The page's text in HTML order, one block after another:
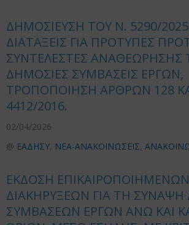
ΔΗΜΟΣΙΕΥΣΗ ΤΟΥ Ν. 5290/2025
ΔΙΑΤΑΞΕΙΣ ΓΙΑ ΠΡΟΤΥΠΕΣ
ΣΥΝΤΕΛΕΣΤΕΣ ΑΝΑΘΕΩΡΗΣΗΣ
ΔΗΜΟΣΙΕΣ ΣΥΜΒΑΣΕΙΣ ΕΡΓΩΝ,
ΤΡΟΠΟΠΟΙΗΣΗ ΑΡΘΡΩΝ 128
4412/2016.
02/04/2026
@ ΕΑΔΗΣΥ, ΝΕΑ-ΑΝΑΚΟΙΝΩΣΕΙΣ,
ΕΚΔΟΣΗ
ΔΙΑΚΗΡΥΞΕΩΝ ΓΙΑ ΤΗ
ΣΥΜΒΑΣΕΩΝ ΕΡΓΩΝ ΑΝΩ ΚΑΙ